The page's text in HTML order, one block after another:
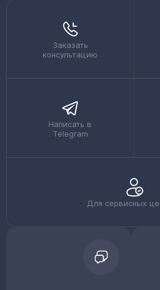
Заказать
консультацию
Написать в
Telegram
Для сервисных